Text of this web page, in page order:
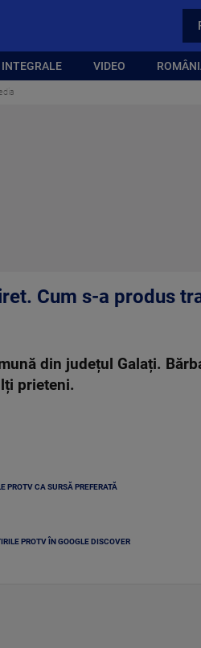
VIDEO
Cum s-a produs
din județul Galați.
prieteni.
PROTV CA SURSĂ PREFERATĂ
PROTV ÎN GOOGLE DISCOVER